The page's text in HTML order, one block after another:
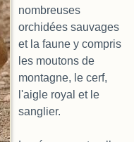
nombreuses
orchidées sauvages
et la faune y compris
les moutons de
montagne, le cerf,
l'aigle royal et le
sanglier.